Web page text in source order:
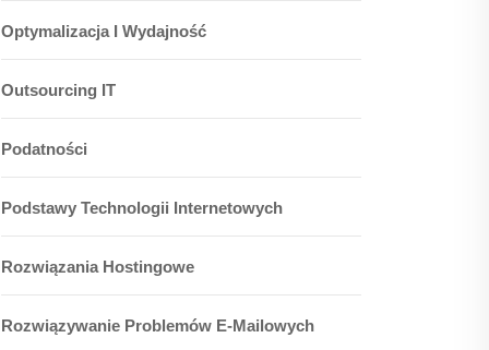
Optymalizacja I Wydajność
Outsourcing IT
Podatności
Podstawy Technologii Internetowych
Rozwiązania Hostingowe
Rozwiązywanie Problemów E-Mailowych